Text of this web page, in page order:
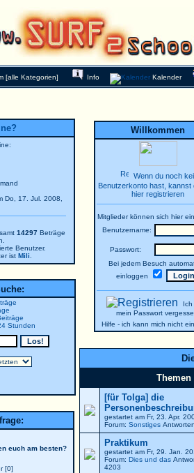
[alle Kategorien] Info Kalender
Do, 17. Jul. 2008,
14297Beträge
Benutzer.
ist Mili
Stunden
euch am besten?
[0]
Willkommen
Wenn du noch
Benutzerkonto hast, kannst
hier registrieren
Mitglieder können sich hier
Benutzername:
Passwort:
Bei jedem Besuch
einloggen
mein Passwort
Hilfe - ich kann mich nicht
Themen
[für Tolga] die
gestartet am Fr, 23. Apr.
Forum: Sonstiges
Praktikum
gestartet am Fr, 29. Jan.
Forum: Dies und das
4203